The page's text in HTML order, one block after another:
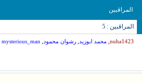
المراقبين
المراقبين : 5
nuha1423
, محمد ابوزيد , رشوان محمود ,
mysterious_man